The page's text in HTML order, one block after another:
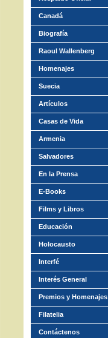
Canadá
Biografía
Raoul Wallenberg
Homenajes
Suecia
Artículos
Casas de Vida
Armenia
Salvadores
En la Prensa
E-Books
Films y Libros
Educación
Holocausto
Interfé
Interés General
Premios y Homenajes
Filatelia
Contáctenos